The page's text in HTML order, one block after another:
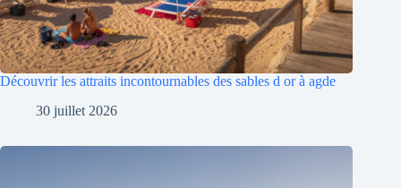
Découvrir les attraits incontournables des sables d or à agde
30 juillet 2026